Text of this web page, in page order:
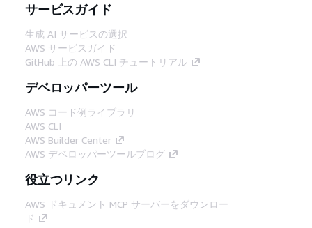
サービスガイド
生成 AI サービスの選択
AWS サービスガイド
GitHub 上の AWS CLI チュートリアル
デベロッパーツール
AWS コード例ライブラリ
AWS CLI
AWS Builder Center
AWS デベロッパーツールブログ
役立つリンク
AWS ドキュメント MCP サーバーをダウンロー
ド